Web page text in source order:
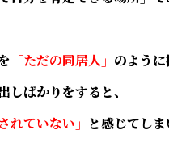
「ただの同居人」 のように
しばかりをすると、
れていない」 と感じてしま